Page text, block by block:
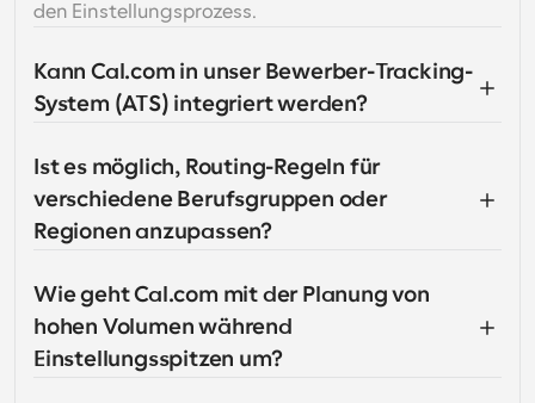
den Einstellungsprozess.
Kann Cal.com in unser Bewerber-Tracking-
System (ATS) integriert werden?
Ist es möglich, Routing-Regeln für
verschiedene Berufsgruppen oder
Regionen anzupassen?
Wie geht Cal.com mit der Planung von
hohen Volumen während
Einstellungsspitzen um?